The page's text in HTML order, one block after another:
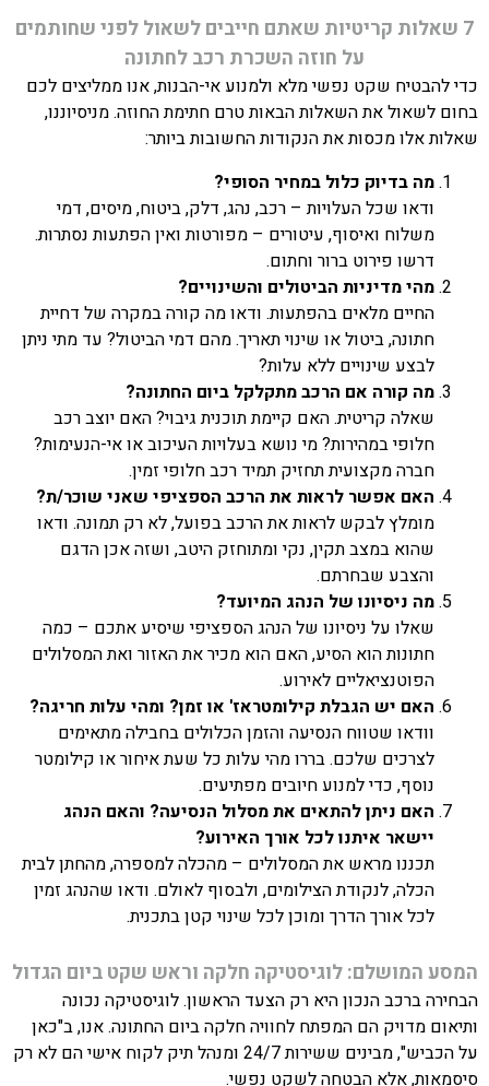
7 שאלות קריטיות שאתם חייבים לשאול לפני שחותמים
על חוזה השכרת רכב לחתונה
כדי להבטיח שקט נפשי מלא ולמנוע אי-הבנות, אנו ממליצים לכם
בחום לשאול את השאלות הבאות טרם חתימת החוזה. מניסיוננו,
שאלות אלו מכסות את הנקודות החשובות ביותר:
מה בדיוק כלול במחיר הסופי?
ודאו שכל העלויות – רכב, נהג, דלק, ביטוח, מיסים, דמי
משלוח ואיסוף, עיטורים – מפורטות ואין הפתעות נסתרות.
דרשו פירוט ברור וחתום.
מהי מדיניות הביטולים והשינויים?
החיים מלאים בהפתעות. ודאו מה קורה במקרה של דחיית
חתונה, ביטול או שינוי תאריך. מהם דמי הביטול? עד מתי ניתן
לבצע שינויים ללא עלות?
מה קורה אם הרכב מתקלקל ביום החתונה?
שאלה קריטית. האם קיימת תוכנית גיבוי? האם יוצב רכב
חלופי במהירות? מי נושא בעלויות העיכוב או אי-הנעימות?
חברה מקצועית תחזיק תמיד רכב חלופי זמין.
האם אפשר לראות את הרכב הספציפי שאני שוכר/ת?
מומלץ לבקש לראות את הרכב בפועל, לא רק תמונה. ודאו
שהוא במצב תקין, נקי ומתוחזק היטב, ושזה אכן הדגם
והצבע שבחרתם.
מה ניסיונו של הנהג המיועד?
שאלו על ניסיונו של הנהג הספציפי שיסיע אתכם – כמה
חתונות הוא הסיע, האם הוא מכיר את האזור ואת המסלולים
הפוטנציאליים לאירוע.
האם יש הגבלת קילומטראז' או זמן? ומהי עלות חריגה?
וודאו שטווח הנסיעה והזמן הכלולים בחבילה מתאימים
לצרכים שלכם. בררו מהי עלות כל שעת איחור או קילומטר
נוסף, כדי למנוע חיובים מפתיעים.
האם ניתן להתאים את מסלול הנסיעה? והאם הנהג
יישאר איתנו לכל אורך האירוע?
תכננו מראש את המסלולים – מהכלה למספרה, מהחתן לבית
הכלה, לנקודת הצילומים, ולבסוף לאולם. ודאו שהנהג זמין
לכל אורך הדרך ומוכן לכל שינוי קטן בתכנית.
המסע המושלם: לוגיסטיקה חלקה וראש שקט ביום הגדול
הבחירה ברכב הנכון היא רק הצעד הראשון. לוגיסטיקה נכונה
ותיאום מדויק הם המפתח לחוויה חלקה ביום החתונה. אנו, ב"כאן
על הכביש", מבינים ששירות 24/7 ומנהל תיק לקוח אישי הם לא רק
סיסמאות, אלא הבטחה לשקט נפשי.